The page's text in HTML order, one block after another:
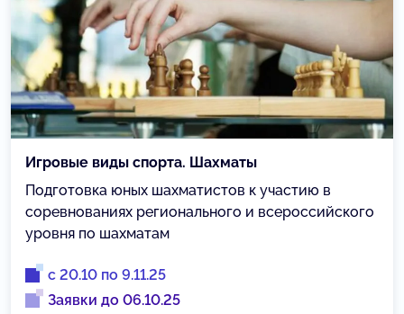
Игровые виды спорта. Шахматы
Подготовка юных шахматистов к участию в
соревнованиях регионального и всероссийского
уровня по шахматам
с 20.10 по 9.11.25
Заявки до 06.10.25